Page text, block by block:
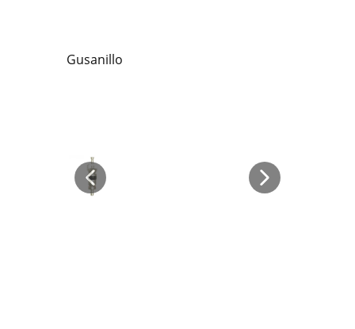
Gusanillo